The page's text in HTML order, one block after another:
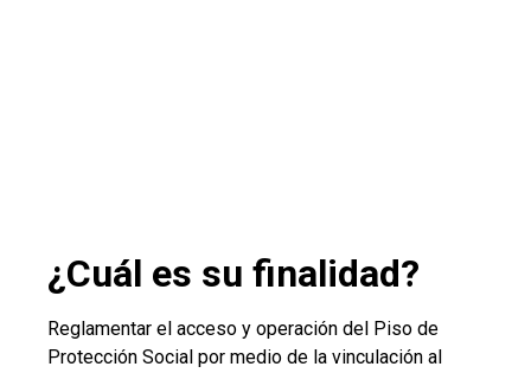
¿Cuál es su finalidad?
Reglamentar el acceso y operación del Piso de
Protección Social por medio de la vinculación al